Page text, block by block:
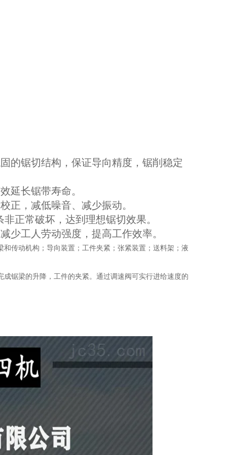
的锯切结构，保证导向精度，锯削稳定
延长锯带寿命。
正，减低噪音、减少振动。
正常破坏，达到理想锯切效果。
少工人劳动强度，提高工作效率。
传动机构；导向装置；工件夹紧；张紧装置；送料架；液
锯梁的升降，工件的夹紧。通过调速阀可实行进给速度的